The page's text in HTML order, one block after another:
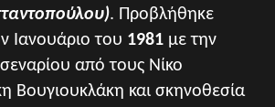
. Προβλήθηκε
Ιανουάριο του 1981 με την
από τους Νίκο
Βουγιουκλάκη και σκηνοθεσία